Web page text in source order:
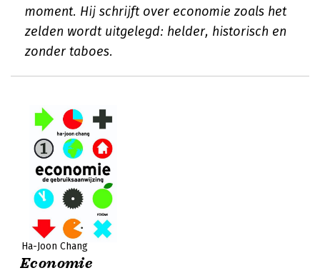
moment. Hij schrijft over economie zoals het
zelden wordt uitgelegd: helder, historisch en
zonder taboes.
Ha-Joon Chang
Economie